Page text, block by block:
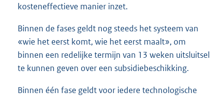
kosteneffectieve manier inzet.
Binnen de fases geldt nog steeds het systeem van
«wie het eerst komt, wie het eerst maalt», om
binnen een redelijke termijn van 13 weken uitsluitsel
te kunnen geven over een subsidiebeschikking.
Binnen één fase geldt voor iedere technologische